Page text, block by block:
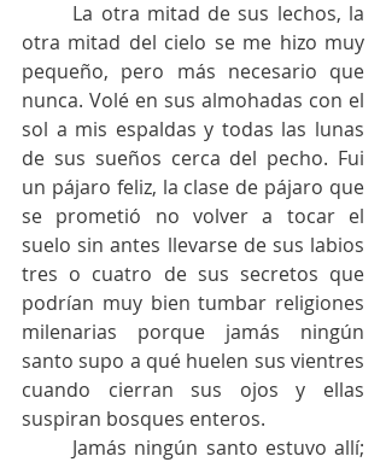
otra mitad del cielo se me hizo muy
pequeño, pero más necesario que
nunca. Volé en sus almohadas con el
sol a mis espaldas y todas las lunas
de sus sueños cerca del pecho. Fui
un pájaro feliz, la clase de pájaro que
se prometió no volver a tocar el
suelo sin antes llevarse de sus labios
tres o cuatro de sus secretos que
podrían muy bien tumbar religiones
milenarias porque jamás ningún
santo supo a qué huelen sus vientres
cuando cierran sus ojos y ellas
suspiran bosques enteros.